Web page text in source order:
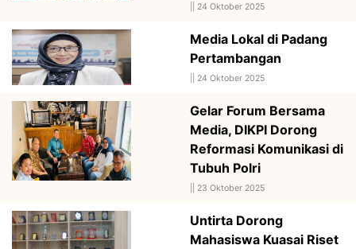
24 Oktober 2025
Media Lokal di Padang
Pertambangan
24 Oktober 2025
Gelar Forum Bersama
Media, DIKPI Dorong
Reformasi Komunikasi di
Tubuh Polri
23 Oktober 2025
Untirta Dorong
Mahasiswa Kuasai Riset